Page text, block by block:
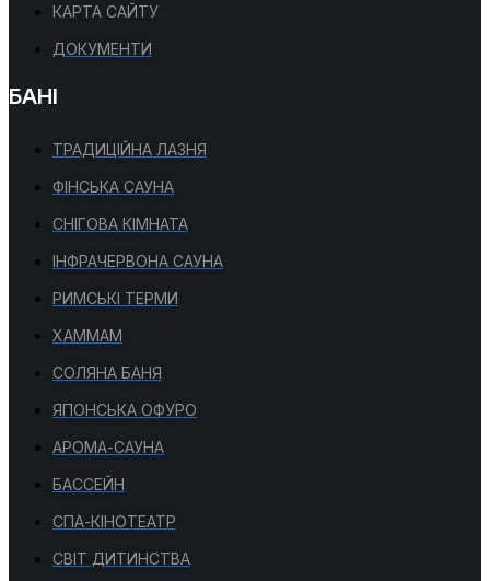
КАРТА САЙТУ
ДОКУМЕНТИ
БАНІ
ТРАДИЦІЙНА ЛАЗНЯ
ФІНСЬКА САУНА
СНІГОВА КІМНАТА
ІНФРАЧЕРВОНА САУНА
РИМСЬКІ ТЕРМИ
ХАММАМ
СОЛЯНА БАНЯ
ЯПОНСЬКА ОФУРО
АРОМА-САУНА
БАССЕЙН
СПА-КІНОТЕАТР
СВІТ ДИТИНСТВА